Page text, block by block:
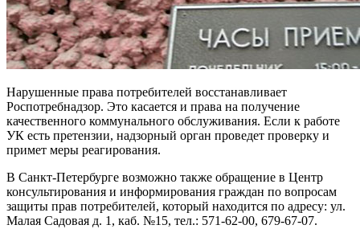
Нарушенные права потребителей восстанавливает
Роспотребнадзор. Это касается и права на получение
качественного коммунального обслуживания. Если к работе
УК есть претензии, надзорный орган проведет проверку и
примет меры реагирования.
В Санкт-Петербурге возможно также обращение в Центр
консультирования и информирования граждан по вопросам
защиты прав потребителей, который находится по адресу: ул.
Малая Садовая д. 1, каб. №15, тел.: 571-62-00, 679-67-07.